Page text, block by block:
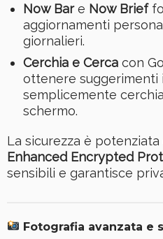
Now Bare Now Brief
aggiornamenti
giornalieri.
Cerchia e Cercacon
ottenere suggerimenti
semplicemente
schermo.
La sicurezza è potenziata
Enhanced Encrypted
sensibili e garantisce
Fotografia avanzata e